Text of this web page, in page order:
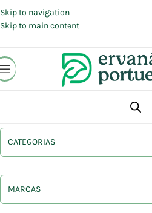
Skip to navigation
Skip to main content
CATEGORIAS
MARCAS